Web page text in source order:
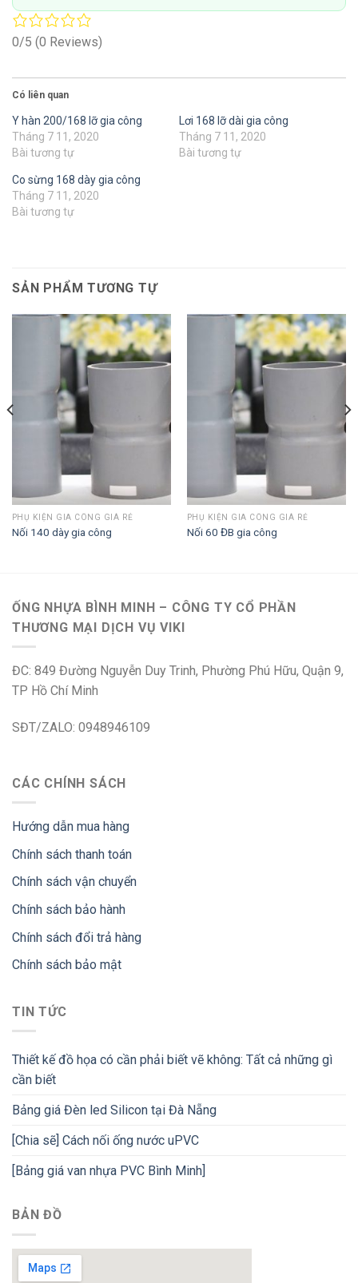
0/5 (0 Reviews)
Có liên quan
Y hàn 200/168 lỡ gia công
Tháng 7 11, 2020
Bài tương tự
Lơi 168 lỡ dài gia công
Tháng 7 11, 2020
Bài tương tự
Co sừng 168 dày gia công
Tháng 7 11, 2020
Bài tương tự
SẢN PHẨM TƯƠNG TỰ
PHỤ KIỆN GIA CÔNG GIÁ RẺ
Nối 140 dày gia công
PHỤ KIỆN GIA CÔNG GIÁ RẺ
Nối 60 ĐB gia công
ỐNG NHỰA BÌNH MINH – CÔNG TY CỔ PHẦN
THƯƠNG MẠI DỊCH VỤ VIKI
ĐC: 849 Đường Nguyễn Duy Trinh, Phường Phú Hữu, Quận 9,
TP Hồ Chí Minh
SĐT/ZALO: 0948946109
CÁC CHÍNH SÁCH
Hướng dẫn mua hàng
Chính sách thanh toán
Chính sách vận chuyển
Chính sách bảo hành
Chính sách đổi trả hàng
Chính sách bảo mật
TIN TỨC
Thiết kế đồ họa có cần phải biết vẽ không: Tất cả những gì
cần biết
Bảng giá Đèn led Silicon tại Đà Nẵng
[Chia sẽ] Cách nối ống nước uPVC
[Bảng giá van nhựa PVC Bình Minh]
BẢN ĐỒ